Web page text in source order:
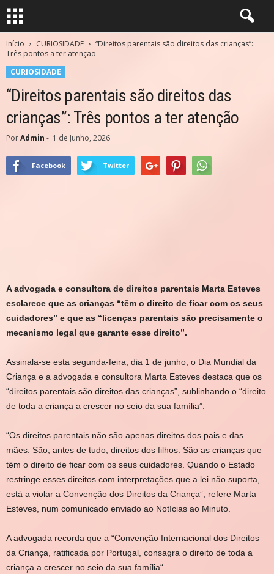
Início CURIOSIDADE
“Direitos parentais são direitos das crianças”:
Três pontos a ter atenção
CURIOSIDADE
“Direitos parentais são direitos das
crianças”: Três pontos a ter atenção
PorAdmin - 1 de Junho, 2026
Facebook Twitter
A advogada e consultora de direitos parentais Marta Esteves
esclarece que as crianças “têm o direito de ficar com os seus
cuidadores” e que as “licenças parentais são precisamente o
mecanismo legal que garante esse direito”.
Assinala-se esta segunda-feira, dia 1 de junho, o Dia Mundial da
Criança e a advogada e consultora Marta Esteves destaca que os
“direitos parentais são direitos das crianças”, sublinhando o “direito
de toda a criança a crescer no seio da sua família”.
“Os direitos parentais não são apenas direitos dos pais e das
mães. São, antes de tudo, direitos dos filhos. São as crianças que
têm o direito de ficar com os seus cuidadores . Quando o Estado
restringe esses direitos com interpretações que a lei não suporta,
está a violar a Convenção dos Direitos da Criança”, refere Marta
Esteves, num comunicado enviado ao Notícias ao Minuto
A advogada recorda que a “Convenção Internacional dos Direitos
da Criança, ratificada por Portugal, consagra o direito de toda a
criança a crescer no seio da sua família“.